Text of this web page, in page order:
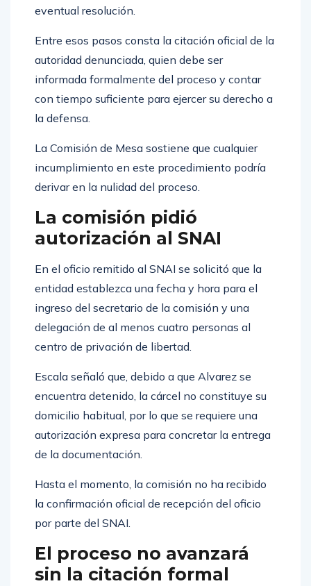
eventual resolución.
Entre esos pasos consta la citación oficial de la
autoridad denunciada, quien debe ser
informada formalmente del proceso y contar
con tiempo suficiente para ejercer su derecho a
la defensa.
La Comisión de Mesa sostiene que cualquier
incumplimiento en este procedimiento podría
derivar en la nulidad del proceso.
La comisión pidió
autorización al SNAI
En el oficio remitido al SNAI se solicitó que la
entidad establezca una fecha y hora para el
ingreso del secretario de la comisión y una
delegación de al menos cuatro personas al
centro de privación de libertad.
Escala señaló que, debido a que Alvarez se
encuentra detenido, la cárcel no constituye su
domicilio habitual, por lo que se requiere una
autorización expresa para concretar la entrega
de la documentación.
Hasta el momento, la comisión no ha recibido
la confirmación oficial de recepción del oficio
por parte del SNAI.
El proceso no avanzará
sin la citación formal